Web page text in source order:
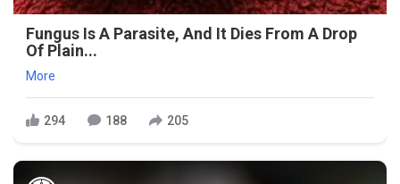
Fungus Is A Parasite, And It Dies From A Drop
Of Plain...
More
294 188 205